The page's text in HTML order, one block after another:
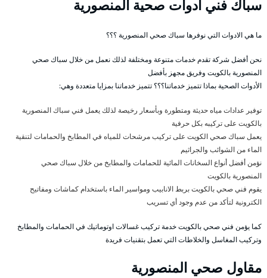
سباك فني أدوات صحية المنصورية
ما هي الادوات التي نوفرها سباك صحي المنصورية ؟؟؟
نحن أفضل شركة تقدم خدمات متنوعة ومختلفة لذلك نعمل من خلال سباك صحي
المنصورية بالكويت وفريق مجهز بأفضل
الأدوات الصحية بماذا تتميز خدماتنا؟؟؟ تتميز خدماتنا بمزايا متعددة وهي:
توفير عدادات مياه حديثة ومتطورة وبأسعار رخيصة لذلك يعمل فني سباك المنصورية
بالكويت على تركيبه بكل حرفية
يعمل سباك صحي الكويت على تركيب مرشحات للمياه في المطابخ والحمامات لتنقية
الماء من الشوائب والجراثيم
نؤمن أفضل أنواع السخانات المائية للحمامات والمطابخ من خلال سباك صحي
المنصورية بالكويت
يقوم فني صحي بالكويت بربط الانابيب ومواسير الماء باستخدام كماشات ومفاتيح
الكترونية لتأكد من عدم وجود أي تسريب
كما يؤمن فني صحي بالكويت خدمة تركيب غسالات اوتوماتيك في الحمامات والمطابخ
وتركيب المغاسل والخلاطات التي تعمل بتقنيات فريدة
مقاول صحي المنصورية